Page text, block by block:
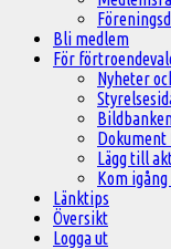
Bli medlem
För
Nyheter
Lägg till
Kom
Länktips
Översikt
Logga ut